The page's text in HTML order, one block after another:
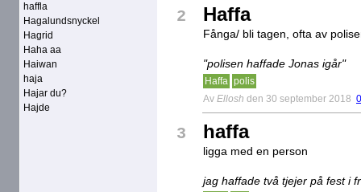
haffla
Hagalundsnyckel
Hagrid
Haha aa
Haiwan
haja
Hajar du?
Hajde
2 Haffa
Fånga/ bli tagen, ofta av
"polisen haffade Jonas igår"
Haffa polis
Av Ellosh den 30 september 2018
3 haffa
ligga med en person
jag haffade två tjejer på fest i